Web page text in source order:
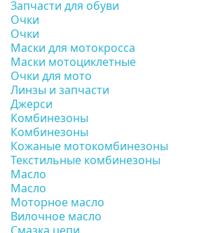
Запчасти для обуви
Очки
Очки
Маски для мотокросса
Маски мотоциклетные
Очки для мото
Линзы и запчасти
Джерси
Комбинезоны
Комбинезоны
Кожаные мотокомбинезоны
Текстильные комбинезоны
Масло
Масло
Моторное масло
Вилочное масло